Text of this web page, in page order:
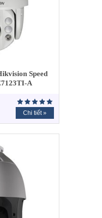
Speed
A
Chi tiết »